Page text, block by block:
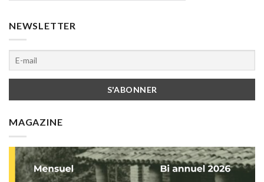
NEWSLETTER
MAGAZINE